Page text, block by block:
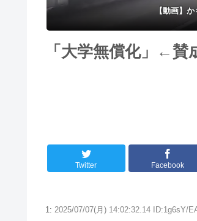
【動画】
「大学無償化」←賛
Twitter Facebook
1: 2025/07/07(月) 14:02:32.14 ID:1g6sY/